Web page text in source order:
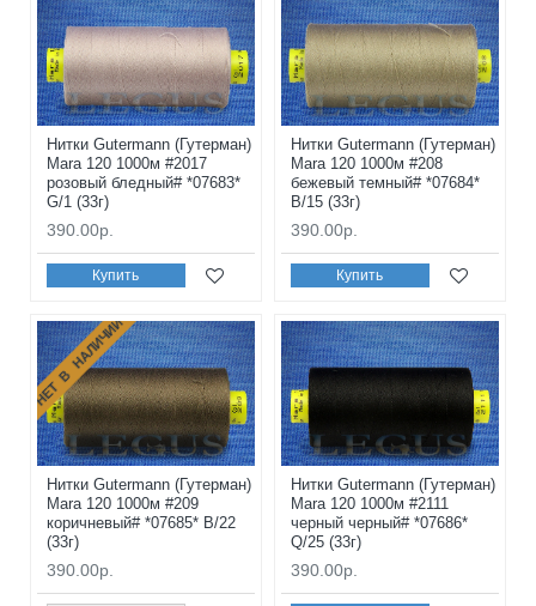
Нитки Gutermann (Гутерман)
Mara 120 1000м #2017
розовый бледный# *07683*
G/1 (33г)
390.00р.
Купить
Нитки Gutermann (Гутерман)
Mara 120 1000м #208
бежевый темный# *07684*
B/15 (33г)
390.00р.
Купить
НЕТ В НАЛИЧИИ
Нитки Gutermann (Гутерман)
Mara 120 1000м #209
коричневый# *07685* B/22
(33г)
390.00р.
Нитки Gutermann (Гутерман)
Mara 120 1000м #2111
черный черный# *07686*
Q/25 (33г)
390.00р.